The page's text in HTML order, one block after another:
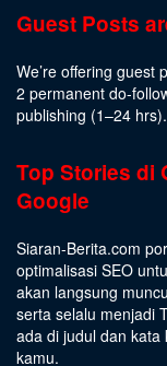
Guest Posts
We’re offering guest
2 permanent do-
publishing (1–24 hrs).
Top Stories di
Google
Siaran-Berita.com
optimalisasi SEO
akan langsung
serta selalu menjadi
ada di judul dan kata
kamu.